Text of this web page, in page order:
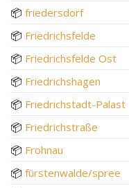
📦 friedersdorf
📦 Friedrichsfelde
📦 Friedrichsfelde Ost
📦 Friedrichshagen
📦 Friedrichstadt-Palast
📦 Friedrichstraße
📦 Frohnau
📦 fürstenwalde/spree